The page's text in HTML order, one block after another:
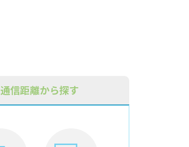
通信距離から探す